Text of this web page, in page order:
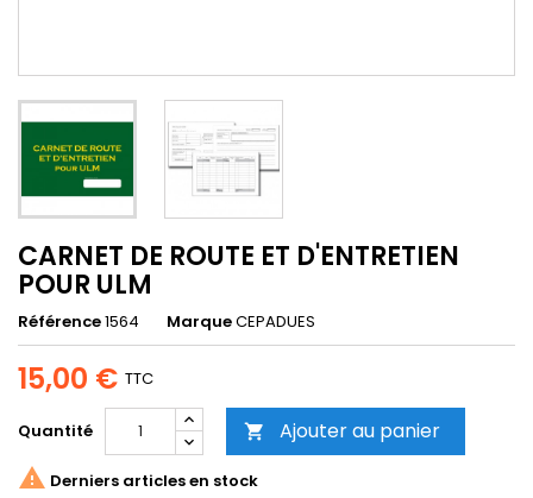
CARNET DE ROUTE ET D'ENTRETIEN
POUR ULM
Référence1564 MarqueCEPADUES
15,00 € TTC
Quantité  Ajouter au panier
 Derniers articles en stock